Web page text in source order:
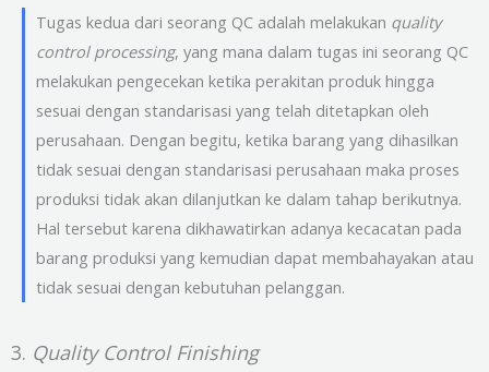
Tugas kedua dari seorang QC adalah melakukan quality
control processing, yang mana dalam tugas ini seorang QC
melakukan pengecekan ketika perakitan produk hingga
sesuai dengan standarisasi yang telah ditetapkan oleh
perusahaan. Dengan begitu, ketika barang yang dihasilkan
tidak sesuai dengan standarisasi perusahaan maka proses
produksi tidak akan dilanjutkan ke dalam tahap berikutnya.
Hal tersebut karena dikhawatirkan adanya kecacatan pada
barang produksi yang kemudian dapat membahayakan atau
tidak sesuai dengan kebutuhan pelanggan.
3. Quality Control Finishing